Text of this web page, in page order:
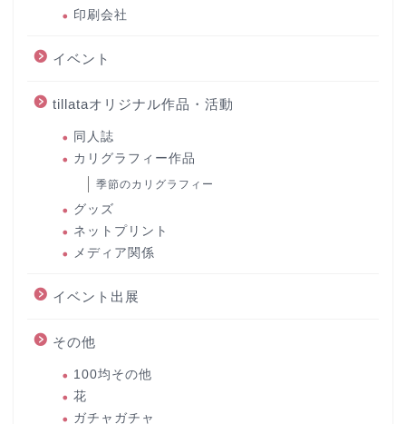
印刷会社
イベント
tillataオリジナル作品・活動
同人誌
カリグラフィー作品
季節のカリグラフィー
グッズ
ネットプリント
メディア関係
イベント出展
その他
100均その他
花
ガチャガチャ